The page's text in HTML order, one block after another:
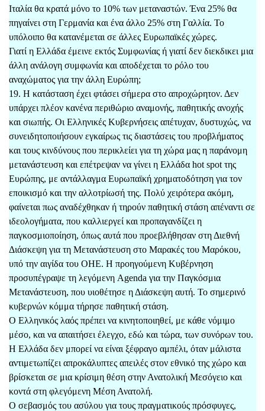
Ιταλία θα κρατά μόνο το 10% των μεταναστών. Ένα 25% θα
πηγαίνει στη Γερμανία και ένα άλλο 25% στη Γαλλία. Το
υπόλοιπο θα κατανέμεται σε άλλες Ευρωπαϊκές χώρες.
Γιατί η Ελλάδα έμεινε εκτός Συμφωνίας ή γιατί δεν διεκδικει μια
άλλη ανάλογη συμφωνία και αποδέχεται το ρόλο του
αναχώματος για την άλλη Ευρώπη;
19. Η κατάσταση έχει φτάσει σήμερα στο απροχώρητον. Δεν
υπάρχει πλέον κανένα περιθώριο αναμονής, παθητικής ανοχής
και σιωπής. Οι Ελληνικές Κυβερνήσεις απέτυχαν, δυστυχώς, να
συνειδητοποιήσουν εγκαίρως τις διαστάσεις του προβλήματος
και τους κινδύνους που περικλείει για τη χώρα μας η παράνομη
μετανάστευση και επέτρεψαν να γίνει η Ελλάδα hot spot της
Ευρώπης, με αντάλλαγμα Ευρωπαϊκή χρηματοδότηση για τον
εποικισμό και την αλλοτρίωσή της. Πολύ χειρότερα ακόμη,
φαίνεται πως αναδέχθηκαν ή τηρούν παθητική στάση απέναντι σε
ιδεολογήματα, που καλλιεργεί και προπαγανδίζει η
παγκοσμιοποίηση, όπως αυτά που προεβλήθησαν στη Διεθνή
Διάσκεψη για τη Μετανάστευση στο Μαρακές του Μαρόκου,
υπό την αιγίδα του ΟΗΕ. Η προηγούμενη Κυβέρνηση
προσυπέγραψε τη λεγόμενη Agenda για την Παγκόσμια
Μετανάστευση, που υιοθέτησε η Διάσκεψη αυτή. Το σημερινό
κυβερνών κόμμα τήρησε παθητική στάση.
Ο Ελληνικός λαός πρέπει να κινητοποιηθεί, με κάθε νόμιμο
μέσο, και να απαιτήσει έλεγχο, εδώ και τώρα, των συνόρων του.
Η Ελλάδα δεν μπορεί να είναι ξέφραγο αμπέλι, όταν μάλιστα
αντιμετωπίζει απροκάλυπτες απειλές στον εθνικό της χώρο και
βρίσκεται σε μια κρίσιμη θέση στην Ανατολική Μεσόγειο και
κοντά στη φλεγόμενη Μέση Ανατολή.
Ο σεβασμός του ασύλου για τους πραγματικούς πρόσφυγες,